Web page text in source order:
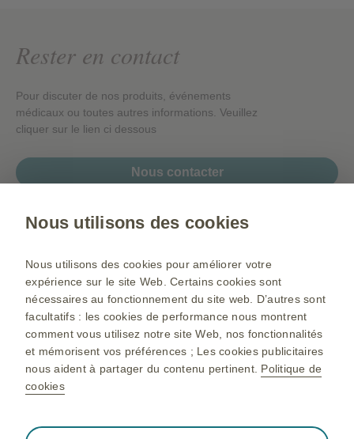
Rester en contact
Pour discuter de nos produits, événements
médicaux ou toutes autres informations. Veuillez
cliquer sur le lien ci dessous
Nous contacter
Plan du site
Conditions d’utilisation
Déclaration de confidentialité
Politique de cookie
Nous utilisons des cookies
Nous utilisons des cookies pour améliorer votre
expérience sur le site Web. Certains cookies sont
nécessaires au fonctionnement du site web. D’autres sont
facultatifs : les cookies de performance nous montrent
comment vous utilisez notre site Web, nos fonctionnalités
et mémorisent vos préférences ; Les cookies publicitaires
nous aident à partager du contenu pertinent. Politique de
cookies
❮